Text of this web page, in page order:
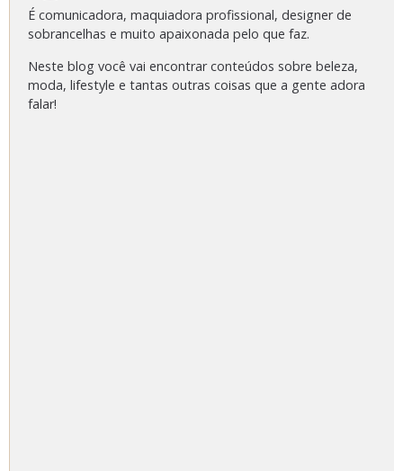
É comunicadora, maquiadora profissional, designer de
sobrancelhas e muito apaixonada pelo que faz.
Neste blog você vai encontrar conteúdos sobre beleza,
moda, lifestyle e tantas outras coisas que a gente adora
falar!